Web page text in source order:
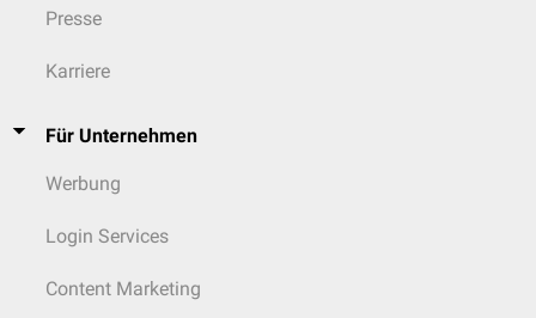
Presse
Karriere
Für Unternehmen
Werbung
Login Services
Content Marketing